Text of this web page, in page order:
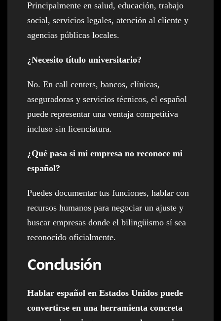
Principalmente en salud, educación, trabajo
social, servicios legales, atención al cliente y
agencias públicas locales.
¿Necesito título universitario?
No. En call centers, bancos, clínicas,
aseguradoras y servicios técnicos, el español
puede representar una ventaja competitiva
incluso sin licenciatura.
¿Qué pasa si mi empresa no reconoce mi
español?
Puedes documentar tus funciones, hablar con
recursos humanos para negociar un ajuste y
buscar empresas donde el bilingüismo sí sea
reconocido oficialmente.
Conclusión
Hablar español en Estados Unidos puede
convertirse en una herramienta concreta